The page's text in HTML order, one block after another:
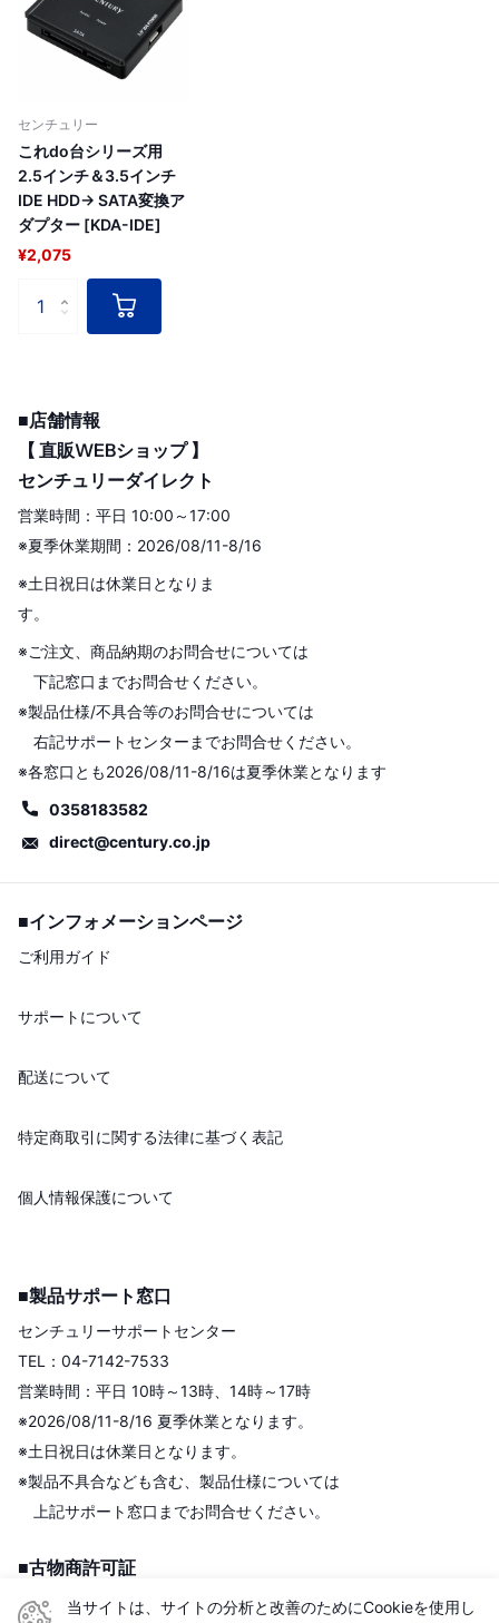
センチュリー
これdo台シリーズ用
2.5インチ＆3.5インチ
IDE HDD→ SATA変換ア
ダプター [KDA-IDE]
¥2,075
■店舗情報
【 直販WEBショップ 】
センチュリーダイレクト
営業時間：平日 10:00～17:00
※夏季休業期間：2026/08/11-8/16
※土日祝日は休業日となりま
す。
※ご注文、商品納期のお問合せについては
下記窓口までお問合せください。
※製品仕様/不具合等のお問合せについては
右記サポートセンターまでお問合せください。
※各窓口とも2026/08/11-8/16は夏季休業となります
0358183582
direct@century.co.jp
■インフォメーションページ
ご利用ガイド
サポートについて
配送について
特定商取引に関する法律に基づく表記
個人情報保護について
■製品サポート窓口
センチュリーサポートセンター
TEL：04-7142-7533
営業時間：平日 10時～13時、14時～17時
※2026/08/11-8/16 夏季休業となります。
※土日祝日は休業日となります。
※製品不具合なども含む、製品仕様については
上記サポート窓口までお問合せください。
■古物商許可証
株式会社センチュリー
当サイトは、サイトの分析と改善のためにCookieを使用し